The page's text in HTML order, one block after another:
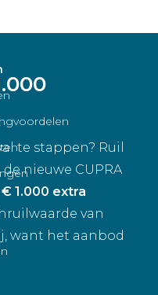
te stappen? Ruil
nieuwe CUPRA
€ 1.000 extra
van
want het aanbod